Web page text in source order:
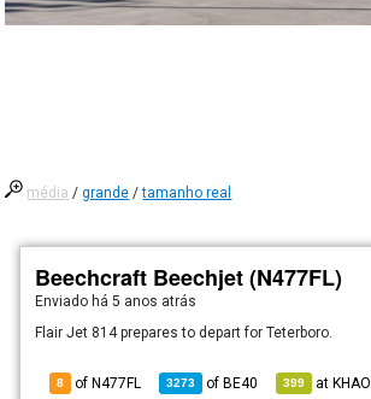
média /grande /tamanho real
Beechcraft Beechjet (N477FL)
Enviado há5 anos atrás
Flair Jet 814 prepares to depart for Teterboro.
8 of N477FL 3273 ofBE40 399 atKHAO